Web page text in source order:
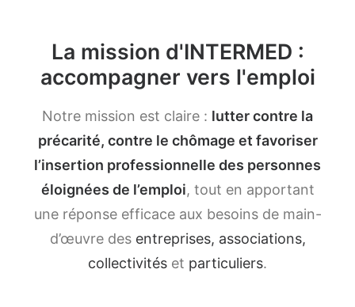
La mission d'INTERMED :
accompagner vers l'emploi
Notre mission est claire : lutter contre la
précarité, contre le chômage et favoriser
l’insertion professionnelle des personnes
éloignées de l’emploi, tout en apportant
une réponse efficace aux besoins de main-
d’œuvre des entreprises, associations,
collectivités et particuliers.